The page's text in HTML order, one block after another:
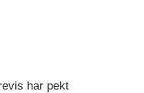
har pekt